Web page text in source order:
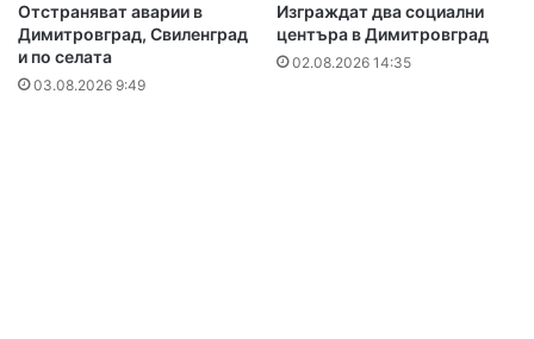
Отстраняват аварии в
Димитровград, Свиленград
и по селата
03.08.2026 9:49
Изграждат два социални
центъра в Димитровград
02.08.2026 14:35